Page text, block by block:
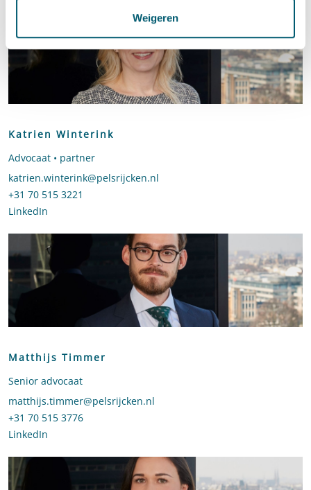
Weigeren
Katrien Winterink
Advocaat • partner
Stuur een e-mail naar Katrien Winterink
katrien.winterink@pelsrijcken.nl
Bel naar Katrien Winterink
+31 70 515 3221
LinkedIn
Matthijs Timmer
Senior advocaat
Stuur een e-mail naar Matthijs Timmer
matthijs.timmer@pelsrijcken.nl
Bel naar Matthijs Timmer
+31 70 515 3776
LinkedIn